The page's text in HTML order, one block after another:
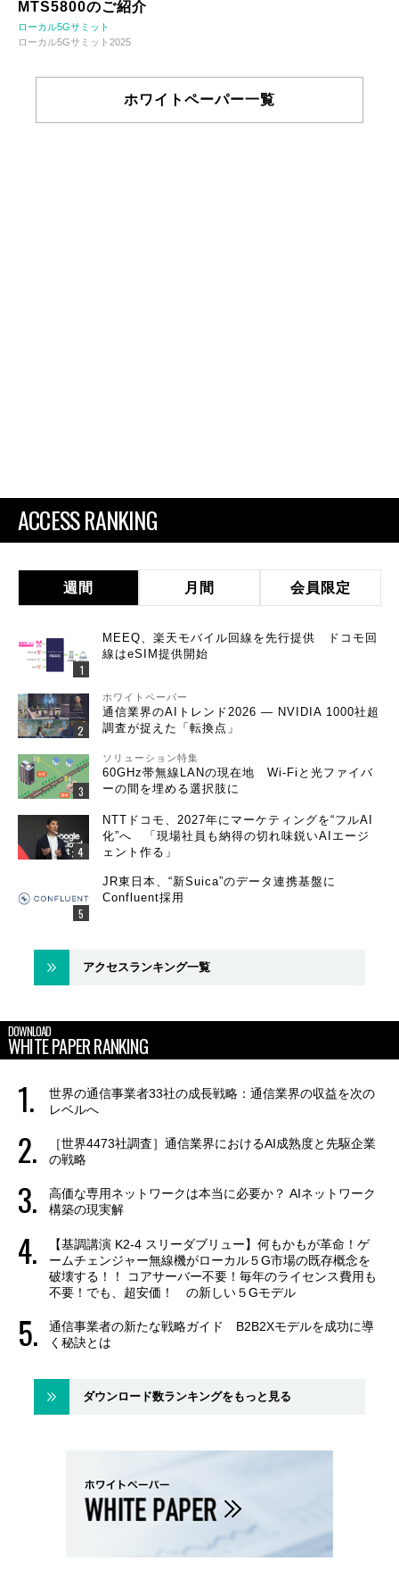
MTS5800のご紹介
ローカル5Gサミット
ローカル5Gサミット2025
ホワイトペーパー一覧
ACCESS RANKING
週間 月間 会員限定
MEEQ、楽天モバイル回線を先行提供 ドコモ回
線はeSIM提供開始
ホワイトペーパー
通信業界のAIトレンド2026 ― NVIDIA 1000社超
調査が捉えた「転換点」
ソリューション特集
60GHz帯無線LANの現在地 Wi-Fiと光ファイバ
ーの間を埋める選択肢に
NTTドコモ、2027年にマーケティングを“フルAI
化”へ 「現場社員も納得の切れ味鋭いAIエージ
ェント作る」
JR東日本、“新Suica”のデータ連携基盤に
Confluent採用
アクセスランキング一覧
DOWNLOAD
WHITE PAPER RANKING
世界の通信事業者33社の成長戦略：通信業界の収益を次の
レベルへ
［世界4473社調査］通信業界におけるAI成熟度と先駆企業
の戦略
高価な専用ネットワークは本当に必要か？ AIネットワーク
構築の現実解
【基調講演 K2-4 スリーダブリュー】何もかもが革命！ゲ
ームチェンジャー無線機がローカル５G市場の既存概念を
破壊する！！ コアサーバー不要！毎年のライセンス費用も
不要！でも、超安価！ の新しい５Gモデル
通信事業者の新たな戦略ガイド B2B2Xモデルを成功に導
く秘訣とは
ダウンロード数ランキングをもっと見る